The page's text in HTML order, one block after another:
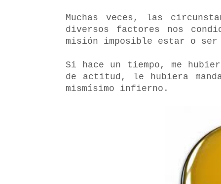
Muchas veces, las
diversos factores nos
misión imposible estar o
Si hace un tiempo, me
de actitud, le hubiera
mismísimo infierno.